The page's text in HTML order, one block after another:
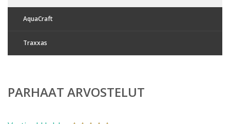
AquaCraft
Traxxas
PARHAAT ARVOSTELUT